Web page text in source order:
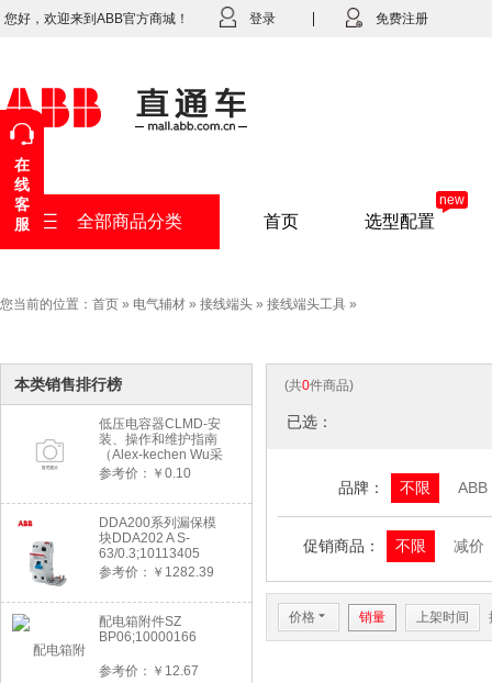
您好，欢迎来到ABB官方商城！ 登录 免费注册
全部商品分类 首页 选型配置
new
您当前的位置： 首页 » 电气辅材 » 接线端头 » 接线端头工具 »
本类销售排行榜
低压电容器CLMD-安
装、操作和维护指南
（Alex-kechen Wu采
购）-2022年版
参考价：￥0.10
DDA200系列漏保模
块DDA202 A S-
63/0.3;10113405
参考价：￥1282.39
配电箱附件SZ
BP06;10000166
参考价：￥12.67
(共0件商品)
已选：
品牌： 不限 ABB
促销商品： 不限 减价
价格 6 销量 上架时间
在
线
客
服